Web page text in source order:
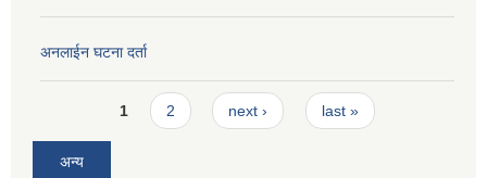
अनलाईन घटना दर्ता
Pages1 2 next › last »
अन्य